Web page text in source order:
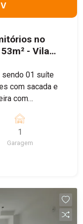
no
- Vila
sendo 01 suíte
com sacada e
com
1
Garagem